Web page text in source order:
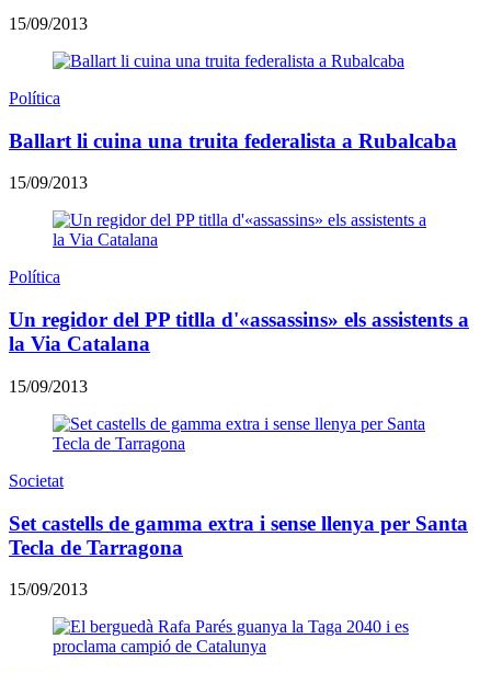
15/09/2013
Política
Ballart li cuina una truita federalista a Rubalcaba
15/09/2013
Política
Un regidor del PP titlla d'«assassins» els assistents a
la Via Catalana
15/09/2013
Societat
Set castells de gamma extra i sense llenya per Santa
Tecla de Tarragona
15/09/2013